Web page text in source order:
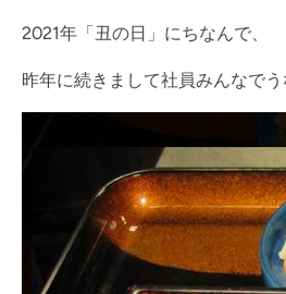
2021年「丑の日」にちなんで、
昨年に続きまして社員みんなでう